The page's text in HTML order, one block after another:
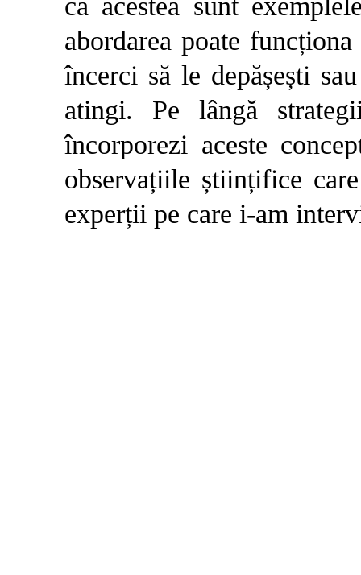
că acestea sunt
abordarea poate
încerci să le depășești
atingi. Pe lângă
încorporezi aceste
observațiile științifice
experții pe care i-am